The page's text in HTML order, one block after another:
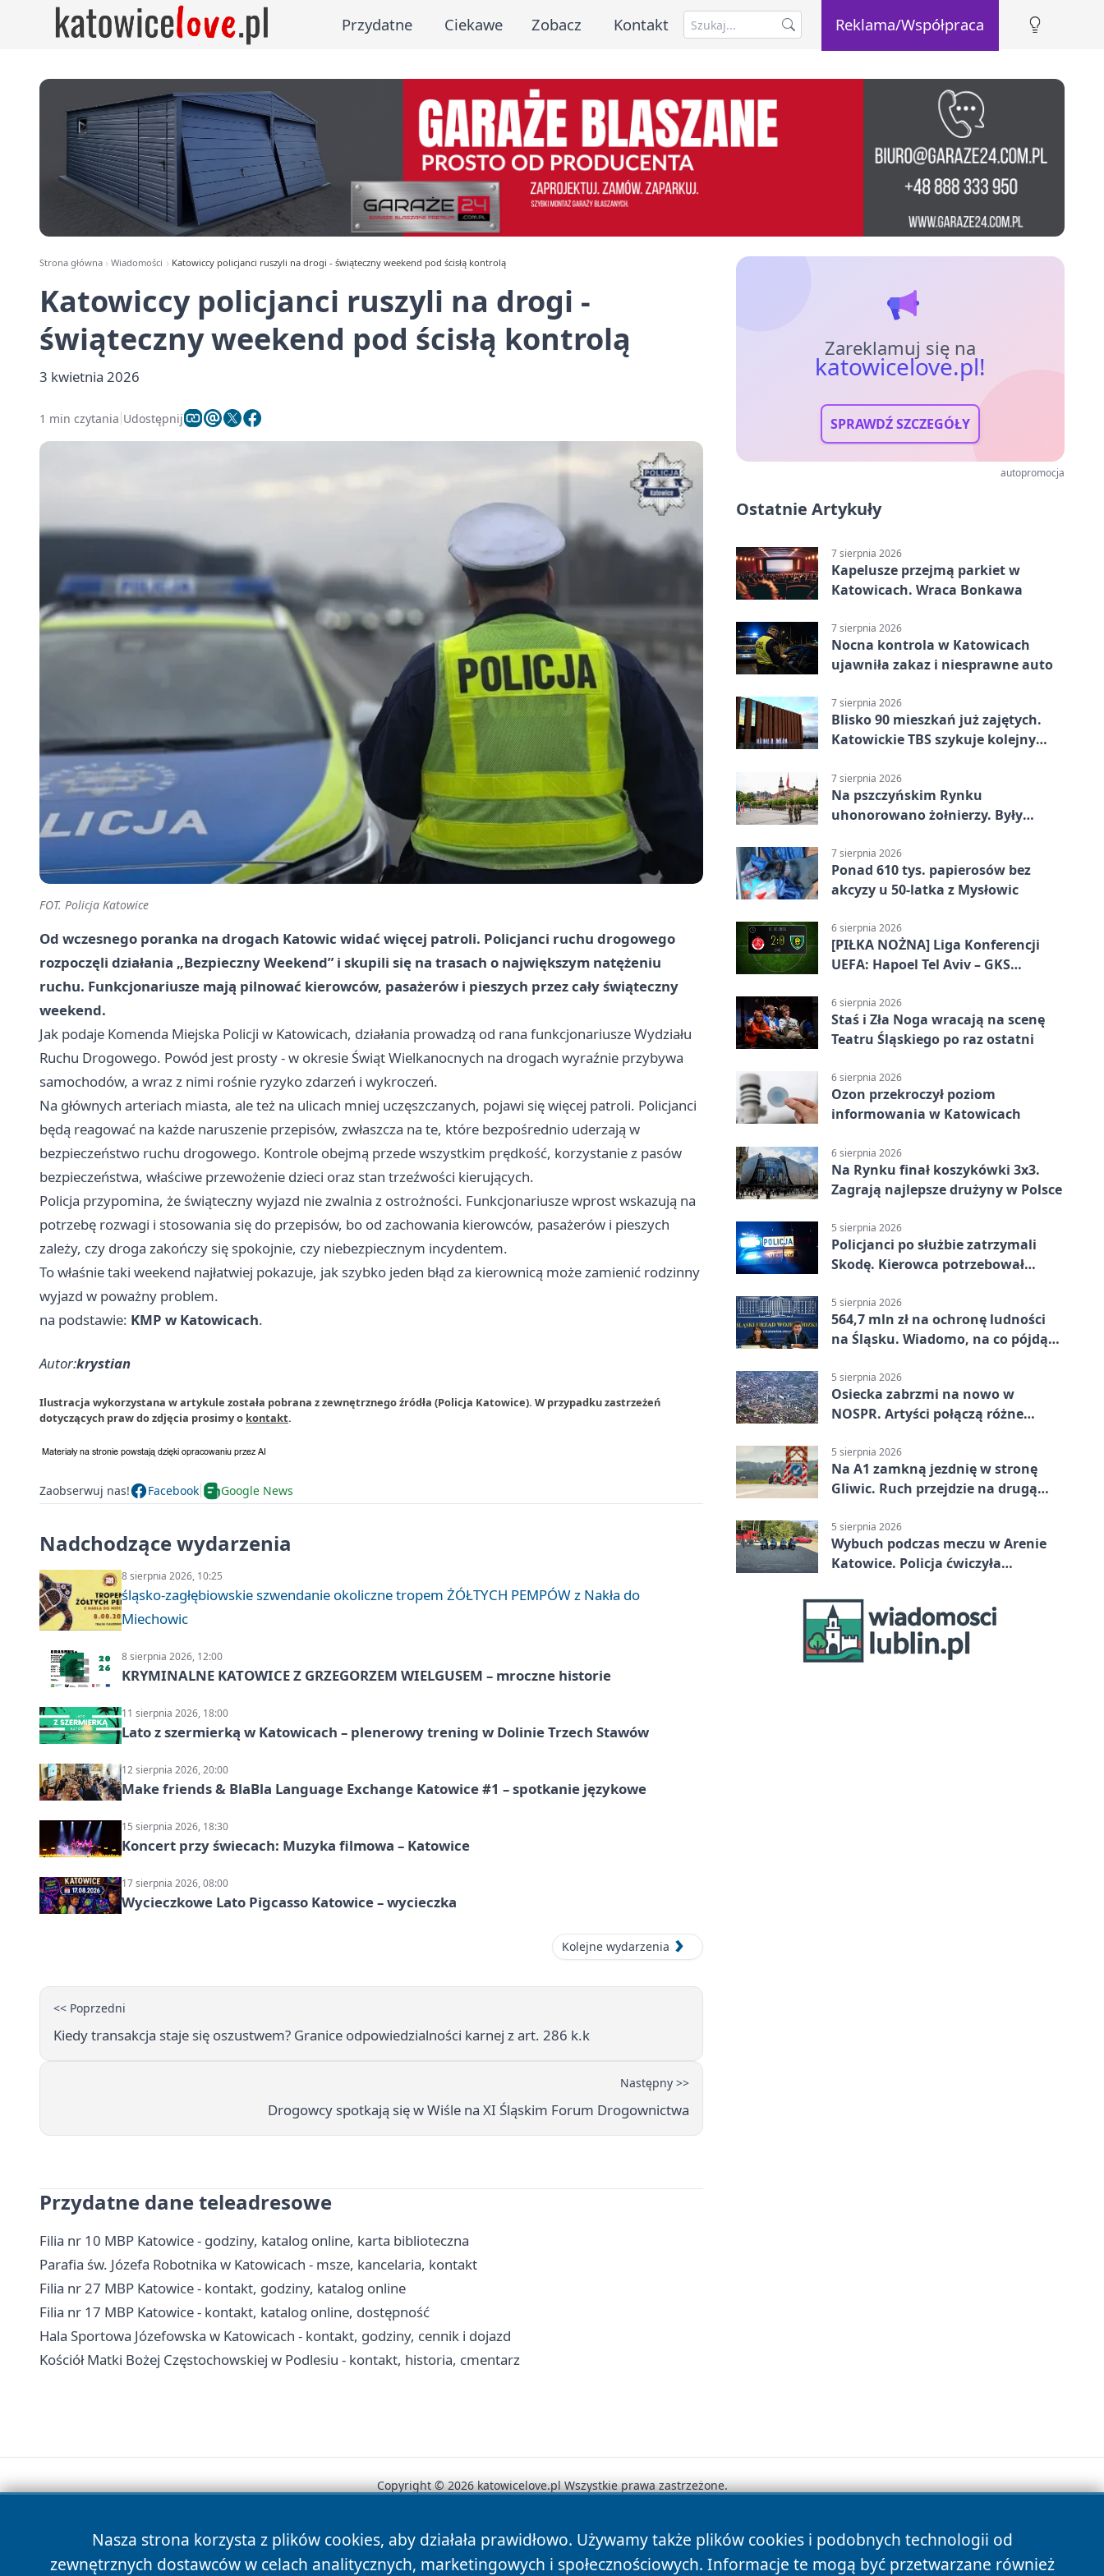
Przydatne Ciekawe Zobacz Kontakt Reklama/Współpraca
Strona główna Wiadomości Katowiccy policjanci ruszyli na drogi - świąteczny weekend pod ścisłą kontrolą
Katowiccy policjanci ruszyli na drogi -
świąteczny weekend pod ścisłą kontrolą
3 kwietnia 2026
1 min czytania Udostępnij
FOT. Policja Katowice
Od wczesnego poranka na drogach Katowic widać więcej patroli. Policjanci ruchu drogowego
rozpoczęli działania „Bezpieczny Weekend” i skupili się na trasach o największym natężeniu
ruchu. Funkcjonariusze mają pilnować kierowców, pasażerów i pieszych przez cały świąteczny
weekend.
Jak podaje Komenda Miejska Policji w Katowicach, działania prowadzą od rana funkcjonariusze Wydziału
Ruchu Drogowego. Powód jest prosty - w okresie Świąt Wielkanocnych na drogach wyraźnie przybywa
samochodów, a wraz z nimi rośnie ryzyko zdarzeń i wykroczeń.
Na głównych arteriach miasta, ale też na ulicach mniej uczęszczanych, pojawi się więcej patroli. Policjanci
będą reagować na każde naruszenie przepisów, zwłaszcza na te, które bezpośrednio uderzają w
bezpieczeństwo ruchu drogowego. Kontrole obejmą przede wszystkim prędkość, korzystanie z pasów
bezpieczeństwa, właściwe przewożenie dzieci oraz stan trzeźwości kierujących.
Policja przypomina, że świąteczny wyjazd nie zwalnia z ostrożności. Funkcjonariusze wprost wskazują na
potrzebę rozwagi i stosowania się do przepisów, bo od zachowania kierowców, pasażerów i pieszych
zależy, czy droga zakończy się spokojnie, czy niebezpiecznym incydentem.
To właśnie taki weekend najłatwiej pokazuje, jak szybko jeden błąd za kierownicą może zamienić rodzinny
wyjazd w poważny problem.
na podstawie: KMP w Katowicach.
Autor:krystian
Ilustracja wykorzystana w artykule została pobrana z zewnętrznego źródła (Policja Katowice). W przypadku zastrzeżeń
dotyczących praw do zdjęcia prosimy o kontakt.
Zaobserwuj nas! Facebook Google News
Nadchodzące wydarzenia
8 sierpnia 2026, 10:25
śląsko-zagłębiowskie szwendanie okoliczne tropem ŻÓŁTYCH PEMPÓW z Nakła do
Miechowic
8 sierpnia 2026, 12:00
KRYMINALNE KATOWICE Z GRZEGORZEM WIELGUSEM – mroczne historie
11 sierpnia 2026, 18:00
Lato z szermierką w Katowicach – plenerowy trening w Dolinie Trzech Stawów
12 sierpnia 2026, 20:00
Make friends & BlaBla Language Exchange Katowice #1 – spotkanie językowe
15 sierpnia 2026, 18:30
Koncert przy świecach: Muzyka filmowa – Katowice
17 sierpnia 2026, 08:00
Wycieczkowe Lato Pigcasso Katowice – wycieczka
Kolejne wydarzenia
<< Poprzedni
Kiedy transakcja staje się oszustwem? Granice odpowiedzialności karnej z art. 286 k.k
Następny >>
Drogowcy spotkają się w Wiśle na XI Śląskim Forum Drogownictwa
Przydatne dane teleadresowe
Filia nr 10 MBP Katowice - godziny, katalog online, karta biblioteczna
Parafia św. Józefa Robotnika w Katowicach - msze, kancelaria, kontakt
Filia nr 27 MBP Katowice - kontakt, godziny, katalog online
Filia nr 17 MBP Katowice - kontakt, katalog online, dostępność
Hala Sportowa Józefowska w Katowicach - kontakt, godziny, cennik i dojazd
Kościół Matki Bożej Częstochowskiej w Podlesiu - kontakt, historia, cmentarz
Zareklamuj się na
katowicelove.pl!
SPRAWDŹ SZCZEGÓŁY
autopromocja
Ostatnie Artykuły
7 sierpnia 2026
Kapelusze przejmą parkiet w
Katowicach. Wraca Bonkawa
7 sierpnia 2026
Nocna kontrola w Katowicach
ujawniła zakaz i niesprawne auto
7 sierpnia 2026
Blisko 90 mieszkań już zajętych.
Katowickie TBS szykuje kolejny
7 sierpnia 2026
Na pszczyńskim Rynku
uhonorowano żołnierzy. Były
7 sierpnia 2026
Ponad 610 tys. papierosów bez
akcyzy u 50-latka z Mysłowic
6 sierpnia 2026
[PIŁKA NOŻNA] Liga Konferencji
UEFA: Hapoel Tel Aviv – GKS
rundy kwalifikacyjnej
6 sierpnia 2026
Staś i Zła Noga wracają na scenę
Teatru Śląskiego po raz ostatni
6 sierpnia 2026
Ozon przekroczył poziom
informowania w Katowicach
6 sierpnia 2026
Na Rynku finał koszykówki 3x3.
Zagrają najlepsze drużyny w Polsce
5 sierpnia 2026
Policjanci po służbie zatrzymali
Skodę. Kierowca potrzebował
5 sierpnia 2026
564,7 mln zł na ochronę ludności
na Śląsku. Wiadomo, na co pójdą
5 sierpnia 2026
Osiecka zabrzmi na nowo w
NOSPR. Artyści połączą różne
5 sierpnia 2026
Na A1 zamkną jezdnię w stronę
Gliwic. Ruch przejdzie na drugą
5 sierpnia 2026
Wybuch podczas meczu w Arenie
Katowice. Policja ćwiczyła
Nasza strona korzysta z plików cookies, aby działała prawidłowo. Używamy także plików cookies i podobnych technologii od
zewnętrznych dostawców w celach analitycznych, marketingowych i społecznościowych. Informacje te mogą być przetwarzane również
Copyright © 2026 katowicelove.pl Wszystkie prawa zastrzeżone.
News Autorzy Polityka Prywatności Polityka Cookies